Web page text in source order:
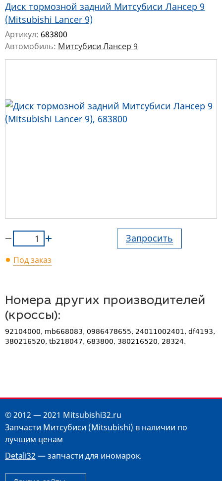
Диск тормозной задний Митсубиси Лансер 9
(Mitsubishi Lancer 9)
Артикул: 683800
Автомобиль: Митсубиси Лансер 9
Запросить
Под заказ
Номера других производителей
(кроссы):
92104000, mb668083, 0986478655, 24011002401, df4193,
380216520, tb218047, 683800, 380216520, 28324.
© 2012 — 2021 Mitsubishi32.ru
Запчасти Митсубиси (Mitsubishi) в наличии по
лучшим ценам
Detali32 — запчасти для иномарок.